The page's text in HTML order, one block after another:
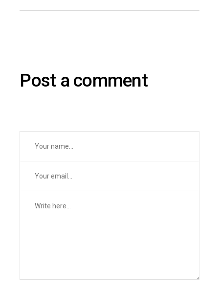
Post a comment